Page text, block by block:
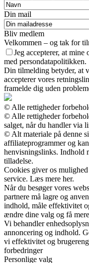
Din mail
Bliv medlem
Velkommen – og tak for
Jeg accepterer, at mine
med persondatapolitikken.
Din tilmelding betyder, at
accepterer vores
framelde dig uden
© Alle rettigheder
© Alle rettigheder
salget, når du handler via
© Alt materiale på denne
affiliateprogrammer og
henvisningslinks. Indhold
tilladelse.
Cookies giver os
service. Læs mere her.
Når du besøger vores
partnere må lagre og
indhold, måle effektivitet
ændre dine valg og få
Vi behandler
annoncering og indhold.
vi effektivitet og
forbedringer
Personlige valg